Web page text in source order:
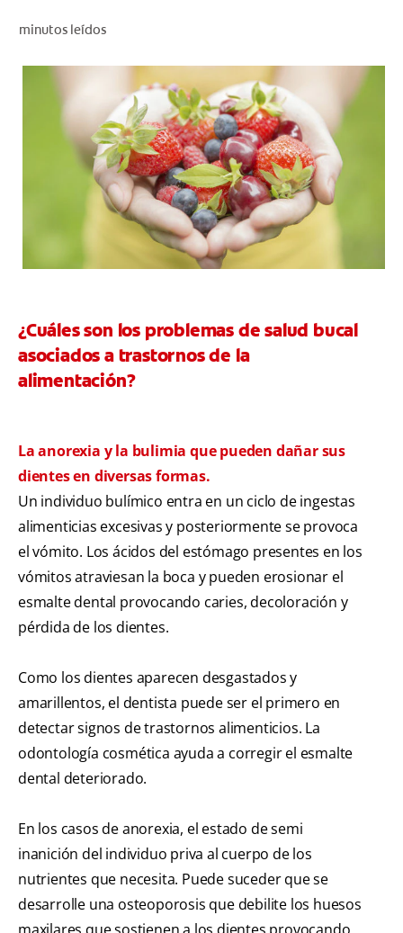
PROMOCIONES
CR (ES)
SUSCRÍBASE
minutos leídos
¿Cuáles son los problemas de salud bucal
asociados a trastornos de la
alimentación?
La anorexia y la bulimia que pueden dañar sus
dientes en diversas formas.
Un individuo bulímico entra en un ciclo de ingestas
alimenticias excesivas y posteriormente se provoca
el vómito. Los ácidos del estómago presentes en los
vómitos atraviesan la boca y pueden erosionar el
esmalte dental provocando caries, decoloración y
pérdida de los dientes.
Como los dientes aparecen desgastados y
amarillentos, el dentista puede ser el primero en
detectar signos de trastornos alimenticios. La
odontología cosmética ayuda a corregir el esmalte
dental deteriorado.
En los casos de anorexia, el estado de semi
inanición del individuo priva al cuerpo de los
nutrientes que necesita. Puede suceder que se
desarrolle una osteoporosis que debilite los huesos